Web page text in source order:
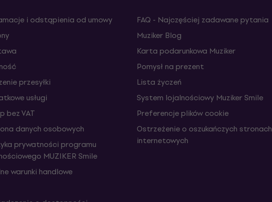
i odstąpienia od umowy
przesyłki
usługi
bez VAT
danych osobowych
prywatności programu
MUZIKER Smile
warunki handlowe
FAQ - Najczęściej zadawane pytania
Muziker Blog
Karta podarunkowa Muziker
Pomysł na prezent
Lista życzeń
System lojalnościowy Muziker Smile
Preferencje plików cookie
Ostrzeżenie o oszukańczych stronach
internetowych